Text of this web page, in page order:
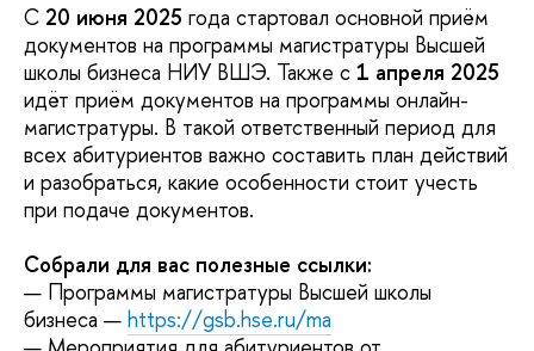
С 20 июня 2025 года стартовал основной приём
документов на программы магистратуры Высшей
школы бизнеса НИУ ВШЭ. Также с 1 апреля 2025
идёт приём документов на программы онлайн-
магистратуры. В такой ответственный период для
всех абитуриентов важно составить план действий
и разобраться, какие особенности стоит учесть
при подаче документов.
Собрали для вас полезные ссылки:
— Программы магистратуры Высшей школы
бизнеса — https://gsb.hse.ru/ma